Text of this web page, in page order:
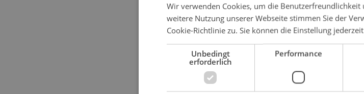
mit abgerundeten Ecken oder Flügeln
Oberseite: angerautes Polyester,
Rückseite: 100% PU-beschichtet
Wir verwenden Cookies, um die
weitere Nutzung unserer Webseite stimmen Sie der
Cookie-Richtlinie zu. Sie können die Einstellung
Unbedingt
erforderlich
Performance